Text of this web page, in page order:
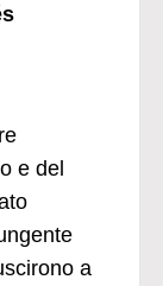
e del
a